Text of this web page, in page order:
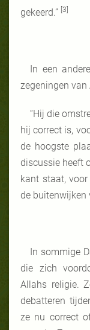
gekeerd.” [3]
In een
zegeningen
“Hij die
hij correct is,
de hoogste
discussie heeft
kant staat,
de buitenwijken
In sommige
die zich
Allahs religie.
debatteren
ze nu correct